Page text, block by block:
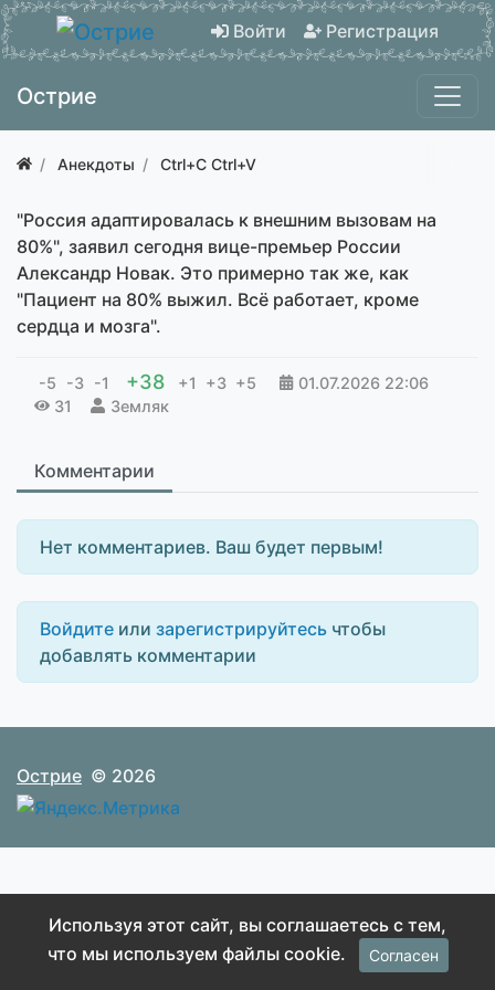
Войти Регистрация
Острие
Анекдоты Ctrl+C Ctrl+V
"Россия адаптировалась к внешним вызовам на
80%", заявил сегодня вице-премьер России
Александр Новак. Это примерно так же, как
"Пациент на 80% выжил. Всё работает, кроме
сердца и мозга".
-5 -3 -1 +38 +1 +3 +5 01.07.2026 22:06
31
Земляк
Комментарии
Нет комментариев. Ваш будет первым!
Войдите или зарегистрируйтесь чтобы
добавлять комментарии
Острие © 2026
Используя этот сайт, вы соглашаетесь с тем,
что мы используем файлы cookie.
Согласен